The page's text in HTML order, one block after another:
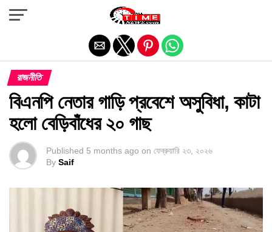
রাজনীতি
বিএনপি নেতার গাড়ি প্রবেশে অসুবিধা, কাটা
হলো বেড়িবাঁধের ২০ গাছ
Published 5 months ago on ফেব্রুয়ারি ২৩, ২০২৬
By Saif
Exit mobile version